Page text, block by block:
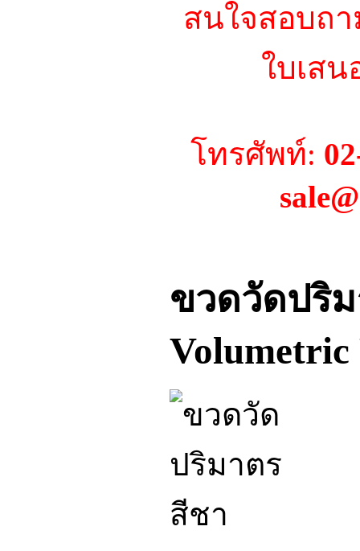
สนใจสอบถ
ใบเส
โทรศัพท์:
ขวดวัดปริ
Volumetric